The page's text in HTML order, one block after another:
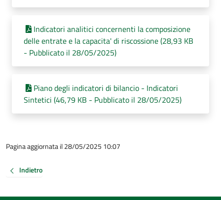
Indicatori analitici concernenti la composizione
delle entrate e la capacita' di riscossione (28,93 KB
- Pubblicato il 28/05/2025)
Piano degli indicatori di bilancio - Indicatori
Sintetici (46,79 KB - Pubblicato il 28/05/2025)
Pagina aggiornata il 28/05/2025 10:07
Indietro